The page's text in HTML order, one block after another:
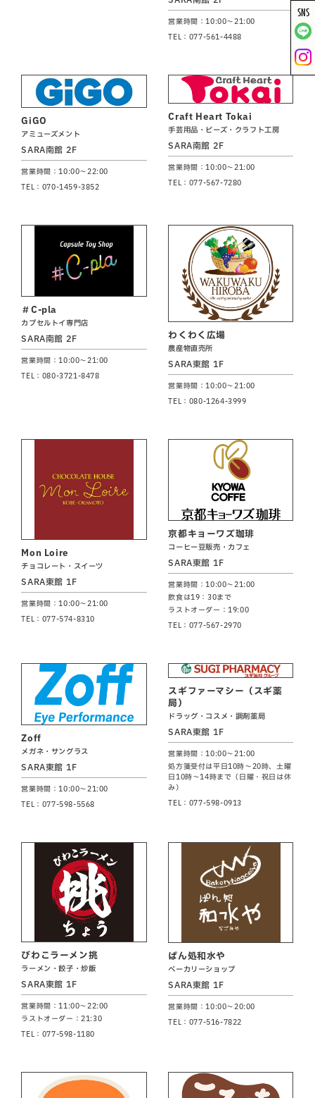
営業時間：10:00～21:00
TEL：077-561-4488
GiGO
アミューズメント
SARA南館 2F
営業時間：10:00～22:00
TEL：070-1459-3852
Craft Heart Tokai
手芸用品・ビーズ・クラフト工房
SARA南館 2F
営業時間：10:00～21:00
TEL：077-567-7280
＃C-pla
カプセルトイ専門店
SARA南館 2F
営業時間：10:00～21:00
TEL：080-3721-8478
わくわく広場
農産物直売所
SARA東館 1F
営業時間：10:00～21:00
TEL：080-1264-3999
Mon Loire
チョコレート・スイーツ
SARA東館 1F
営業時間：10:00～21:00
TEL：077-574-8310
京都キョーワズ珈琲
コーヒー豆販売・カフェ
SARA東館 1F
営業時間：10:00～21:00
飲食は19：30まで
ラストオーダー：19:00
TEL：077-567-2970
Zoff
メガネ・サングラス
SARA東館 1F
営業時間：10:00～21:00
TEL：077-598-5568
スギファーマシー（スギ薬
局）
ドラッグ・コスメ・調剤薬局
SARA東館 1F
営業時間：10:00～21:00
処方箋受付は平日10時～20時、土曜
日10時～14時まで（日曜・祝日は休
み）
TEL：077-598-0913
びわこラーメン挑
ラーメン・餃子・炒飯
SARA東館 1F
営業時間：11:00～22:00
ラストオーダー：21:30
TEL：077-598-1180
ぱん処和水や
ベーカリーショップ
SARA東館 1F
営業時間：10:00～20:00
TEL：077-516-7822
SNS